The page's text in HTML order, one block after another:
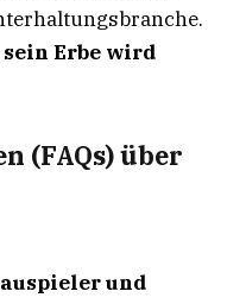
Erbe wird
(FAQs) über
und